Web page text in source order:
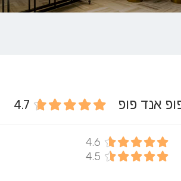
4.7
4.6
4.5